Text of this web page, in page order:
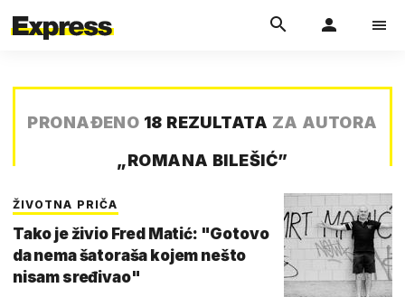
PRONAĐENO 18 REZULTATA ZA AUTORA
„ROMANA BILEŠIĆ”
ŽIVOTNA PRIČA
Tako je živio Fred Matić: "Gotovo
da nema šatoraša kojem nešto
nisam sređivao"